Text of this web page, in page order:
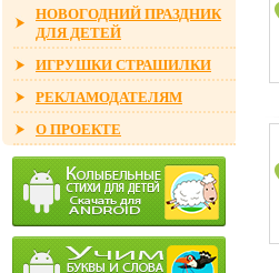
НОВОГОДНИЙ ПРАЗДНИК
ДЛЯ ДЕТЕЙ
ИГРУШКИ СТРАШИЛКИ
РЕКЛАМОДАТЕЛЯМ
О ПРОЕКТЕ